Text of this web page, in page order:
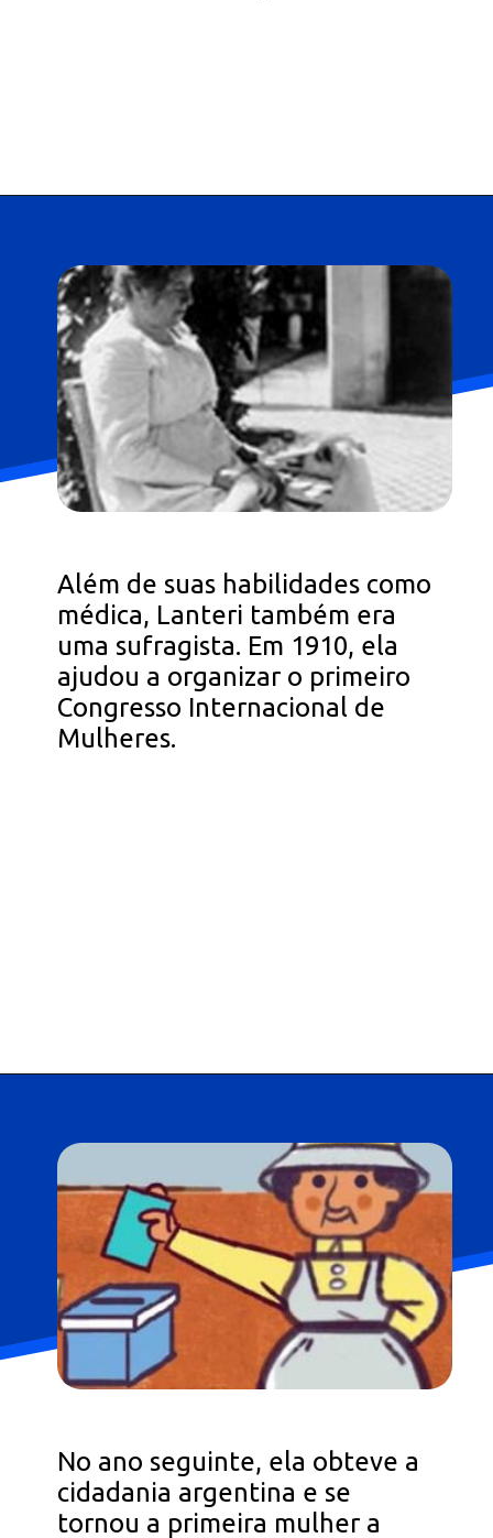
Além de suas habilidades como
médica, Lanteri também era
uma sufragista. Em 1910, ela
ajudou a organizar o primeiro
Congresso Internacional de
Mulheres.
No ano seguinte, ela obteve a
cidadania argentina e se
tornou a primeira mulher a